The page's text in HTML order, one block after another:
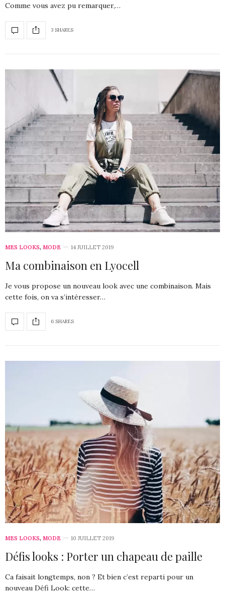
Comme vous avez pu remarquer,…
3 SHARES
MES LOOKS, MODE 14 JUILLET 2019
Ma combinaison en Lyocell
Je vous propose un nouveau look avec une combinaison. Mais
cette fois, on va s’intéresser…
6 SHARES
MES LOOKS, MODE 10 JUILLET 2019
Défis looks : Porter un chapeau de paille
Ca faisait longtemps, non ? Et bien c’est reparti pour un
nouveau Défi Look: cette…